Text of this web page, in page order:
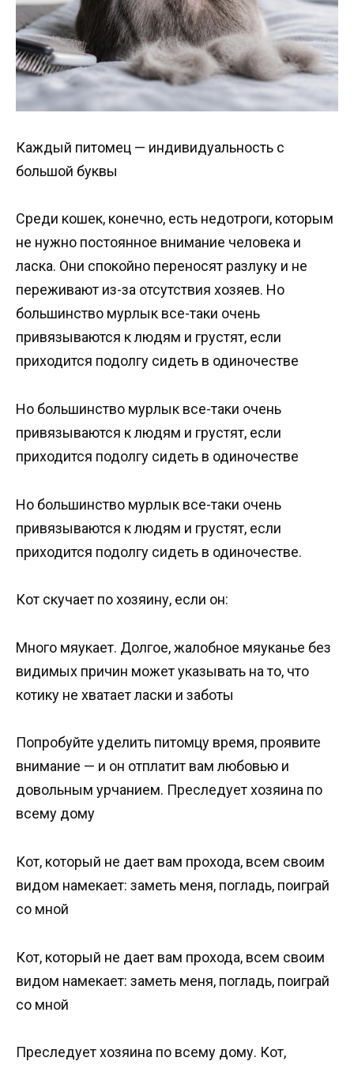
Каждый питомец — индивидуальность с
большой буквы
Среди кошек, конечно, есть недотроги, которым
не нужно постоянное внимание человека и
ласка. Они спокойно переносят разлуку и не
переживают из-за отсутствия хозяев. Но
большинство мурлык все-таки очень
привязываются к людям и грустят, если
приходится подолгу сидеть в одиночестве
Но большинство мурлык все-таки очень
привязываются к людям и грустят, если
приходится подолгу сидеть в одиночестве
Но большинство мурлык все-таки очень
привязываются к людям и грустят, если
приходится подолгу сидеть в одиночестве.
Кот скучает по хозяину, если он:
Много мяукает. Долгое, жалобное мяуканье без
видимых причин может указывать на то, что
котику не хватает ласки и заботы
Попробуйте уделить питомцу время, проявите
внимание — и он отплатит вам любовью и
довольным урчанием. Преследует хозяина по
всему дому
Кот, который не дает вам прохода, всем своим
видом намекает: заметь меня, погладь, поиграй
со мной
Кот, который не дает вам прохода, всем своим
видом намекает: заметь меня, погладь, поиграй
со мной
Преследует хозяина по всему дому. Кот,